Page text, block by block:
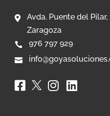

Avda. Puente del
Zaragoza
 976 797 929

  